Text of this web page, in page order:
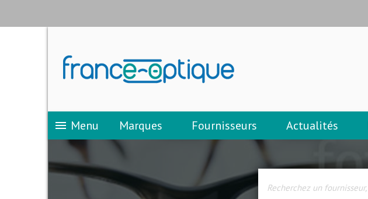
menu Menu Marques Fournisseurs Actualités